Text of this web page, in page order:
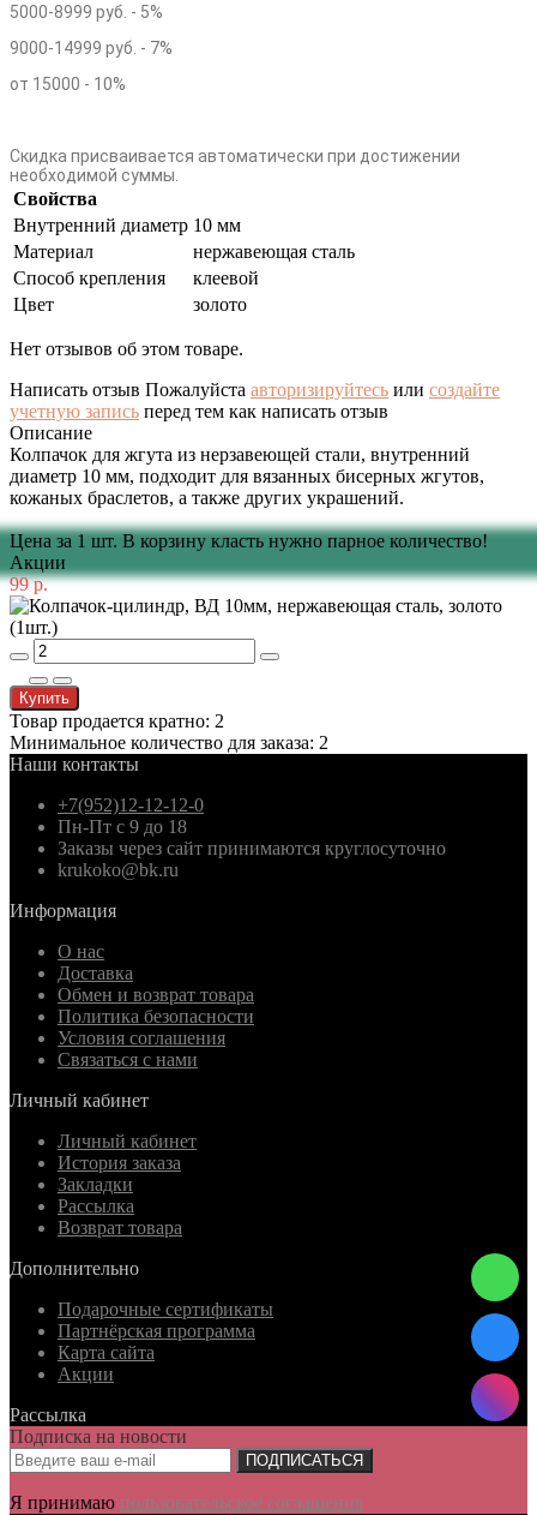
5000-8999 руб. - 5%
9000-14999 руб. - 7%
от 15000 - 10%
Скидка присваивается автоматически при достижении
необходимой суммы.
Свойства
Внутренний диаметр 10 мм
Материал
нержавеющая сталь
Способ крепления
клеевой
Цвет
золото
Нет отзывов об этом товаре.
Написать отзыв Пожалуйста авторизируйтесь или создайте
учетную запись перед тем как написать отзыв
Описание
Колпачок для жгута из нерзавеющей стали, внутренний
диаметр 10 мм, подходит для вязанных бисерных жгутов,
кожаных браслетов, а также других украшений.
Цена за 1 шт. В корзину класть нужно парное количество!
Акции
99 р.
Купить
Товар продается кратно: 2
Минимальное количество для заказа: 2
Наши контакты
+7(952)12-12-12-0
Пн-Пт с 9 до 18
Заказы через сайт принимаются круглосуточно
krukoko@bk.ru
Информация
О нас
Доставка
Обмен и возврат товара
Политика безопасности
Условия соглашения
Связаться с нами
Личный кабинет
Личный кабинет
История заказа
Закладки
Рассылка
Возврат товара
Дополнительно
Подарочные сертификаты
Партнёрская программа
Карта сайта
Акции
Рассылка
Подписка на новости
ПОДПИСАТЬСЯ
Я принимаю пользовательское соглашения